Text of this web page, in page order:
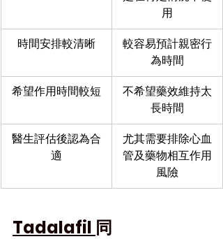
用
時間安排較清晰
較容易預計親密行
為時間
希望作用時間較短
不希望藥效維持太
長時間
醫生評估後認為合
適
尤其需要排除心血
管及藥物相互作用
風險
Tadalafil 同